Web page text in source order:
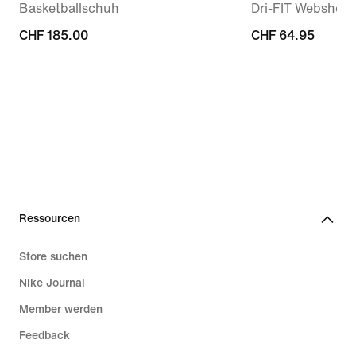
Basketballschuh
CHF 185.00
CHF 185.00
Dri-FIT
CHF 64.95
CHF 64.95
Ressourcen
Store suchen
Nike Journal
Member werden
Feedback